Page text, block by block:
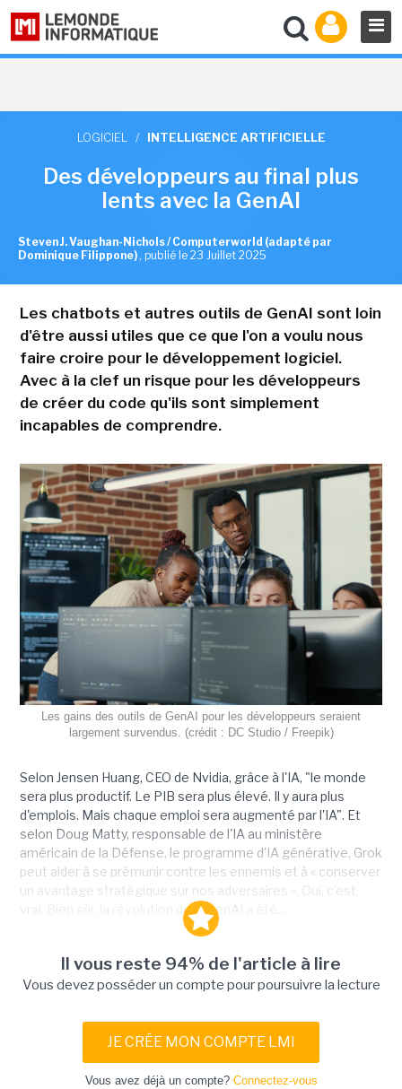
LOGICIEL / INTELLIGENCE ARTIFICIELLE
Des développeurs au final plus
lents avec la GenAI
Steven J. Vaughan-Nichols / Computerworld (adapté par
Dominique Filippone) , publié le 23 Juillet 2025
Les chatbots et autres outils de GenAI sont loin
d'être aussi utiles que ce que l'on a voulu nous
faire croire pour le développement logiciel.
Avec à la clef un risque pour les développeurs
de créer du code qu'ils sont simplement
incapables de comprendre.
Les gains des outils de GenAI pour les développeurs seraient
largement survendus. (crédit : DC Studio / Freepik)
Selon Jensen Huang, CEO de Nvidia, grâce à l'IA, "le monde
sera plus productif. Le PIB sera plus élevé. Il y aura plus
d'emplois. Mais chaque emploi sera augmenté par l'IA". Et
selon Doug Matty, responsable de l'IA au ministère
américain de la Défense, le programme d'IA générative, Grok
peut aider à se prémunir contre les ennemis et à « conserver
un avantage stratégique sur nos adversaires ». Oui, c'est
vrai. Bien sûr, la révolution de la GenAI a été...
Il vous reste 94% de l'article à lire
Vous devez posséder un compte pour poursuivre la lecture
JE CRÉE MON COMPTE LMI
Vous avez déjà un compte? Connectez-vous